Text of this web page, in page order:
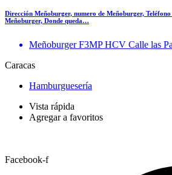
Dirección Meñoburger, numero de Meñoburger,
Meñoburger, Donde queda…
Meñoburger F3MP HCV Calle las
Caracas
Hamburguesería
Vista rápida
Agregar a favoritos
Facebook-f